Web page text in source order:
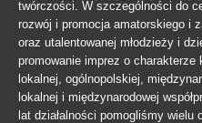
twórczości. W szczególności do
rozwój i promocja amatorskiego i
oraz utalentowanej młodzieży i
promowanie imprez o charakterze
lokalnej, ogólnopolskiej,
lokalnej i międzynarodowej
lat działalności pomogliśmy